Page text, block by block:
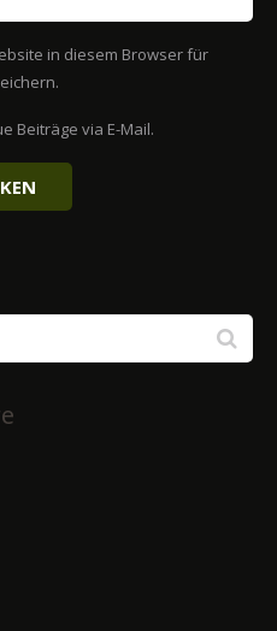
in diesem Browser für
Beiträge via E-Mail.